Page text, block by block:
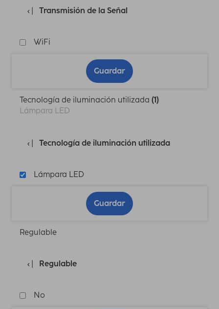
Transmisión de la Señal
WiFi
Guardar
Tecnología de iluminación utilizada (1)
Lámpara LED
Tecnología de iluminación utilizada
Lámpara LED
Guardar
Regulable
Regulable
No